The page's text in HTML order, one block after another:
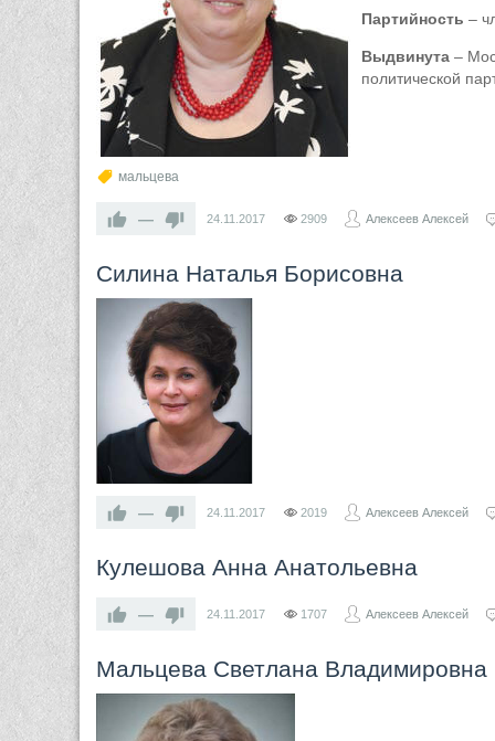
Партийность –
Выдвинута –
политической
мальцева
— 24.11.2017 2909 Алексеев Алексей
Силина Наталья Борисовна
— 24.11.2017 2019 Алексеев Алексей
Кулешова Анна Анатольевна
— 24.11.2017 1707 Алексеев Алексей
Мальцева Светлана Владимировна